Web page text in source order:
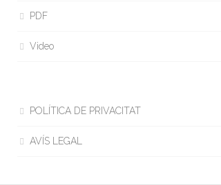
PDF
Video
POLÍTICA DE PRIVACITAT
AVÍS LEGAL